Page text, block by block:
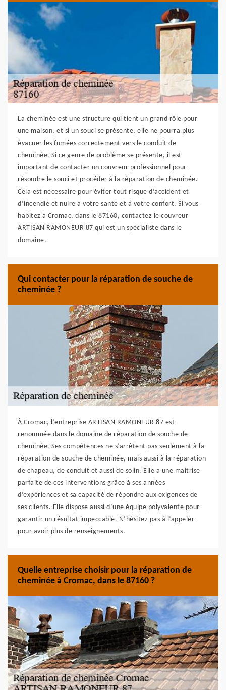
La cheminée est une structure qui tient un grand rôle pour
une maison, et si un souci se présente, elle ne pourra plus
évacuer les fumées correctement vers le conduit de
cheminée. Si ce genre de problème se présente, il est
important de contacter un couvreur professionnel pour
résoudre le souci et procéder à la réparation de cheminée.
Cela est nécessaire pour éviter tout risque d’accident et
d’incendie et nuire à votre santé et à votre confort. Si vous
habitez à Cromac, dans le 87160, contactez le couvreur
ARTISAN RAMONEUR 87 qui est un spécialiste dans le
domaine.
Qui contacter pour la réparation de souche de
cheminée ?
À Cromac, l’entreprise ARTISAN RAMONEUR 87 est
renommée dans le domaine de réparation de souche de
cheminée. Ses compétences ne s’arrêtent pas seulement à la
réparation de souche de cheminée, mais aussi à la réparation
de chapeau, de conduit et aussi de solin. Elle a une maitrise
parfaite de ces interventions grâce à ses années
d’expériences et sa capacité de répondre aux exigences de
ses clients. Elle dispose aussi d’une équipe polyvalente pour
garantir un résultat impeccable. N’hésitez pas à l’appeler
pour avoir plus de renseignements.
Quelle entreprise choisir pour la réparation de
cheminée à Cromac, dans le 87160 ?